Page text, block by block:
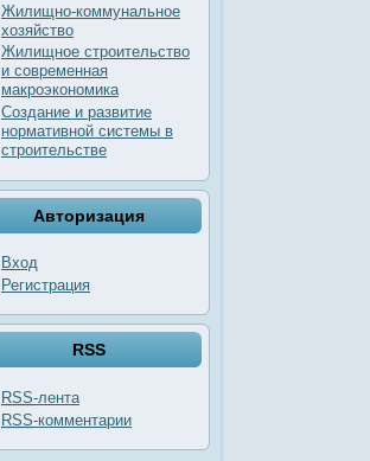
Жилищно-коммунальное
хозяйство
Жилищное строительство
и современная
макроэкономика
Создание и развитие
нормативной системы в
строительстве
Авторизация
Вход
Регистрация
RSS
RSS-лента
RSS-комментарии